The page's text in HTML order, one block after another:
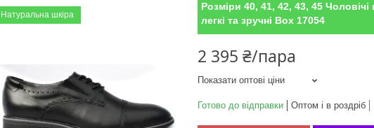
Натуральна шкіра
Розміри 40, 41, 42, 43, 45
легкі та зручні Box 17054
2 395 ₴/пара
Показати оптові ціни
Готово до відправки Оптом і в роздріб